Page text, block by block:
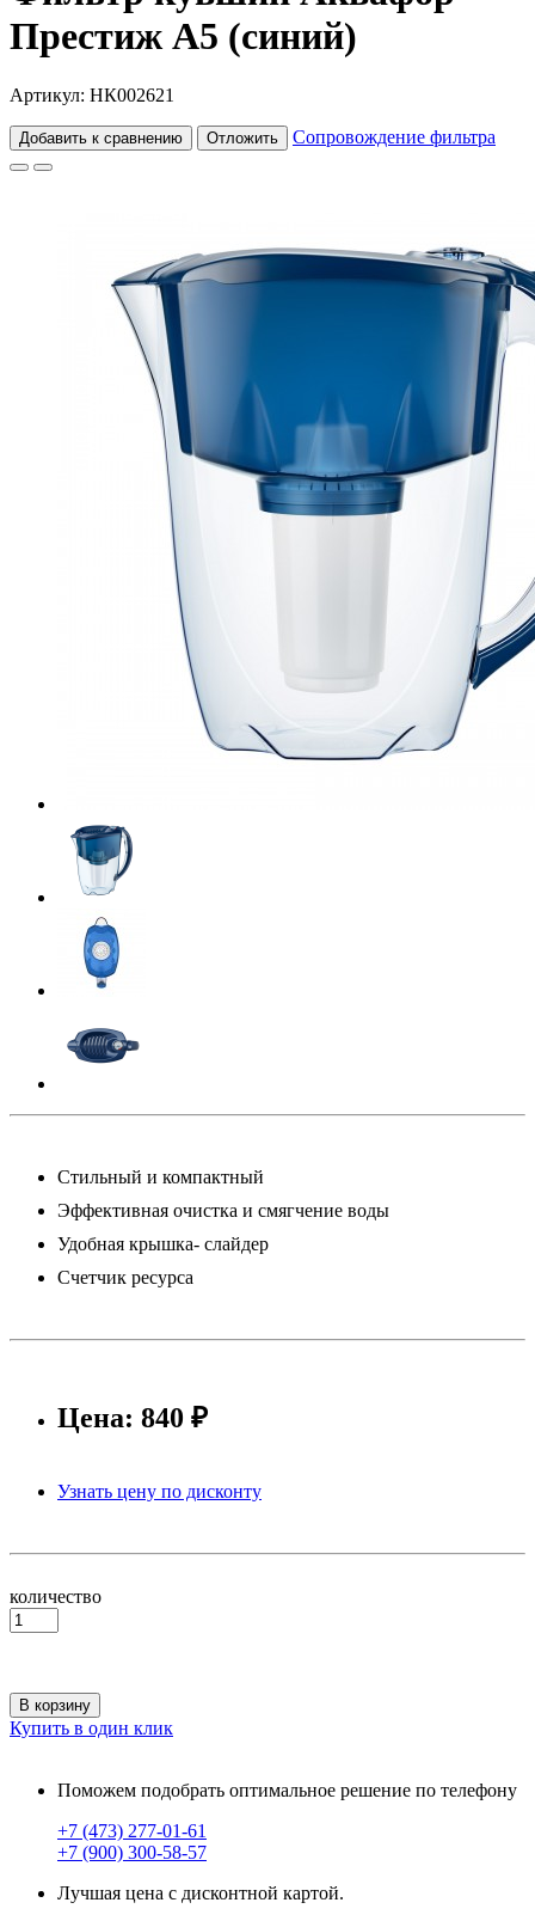
Престиж А5 (синий)
Артикул: НК002621
Добавить к сравнению Отложить Сопровождение фильтра
Стильный и компактный
Эффективная очистка и смягчение воды
Удобная крышка- слайдер
Счетчик ресурса
Цена: 840 ₽
Узнать цену по дисконту
количество
В корзину
Купить в один клик
Поможем подобрать оптимальное решение по телефону
+7 (473) 277-01-61
+7 (900) 300-58-57
Лучшая цена с дисконтной картой.